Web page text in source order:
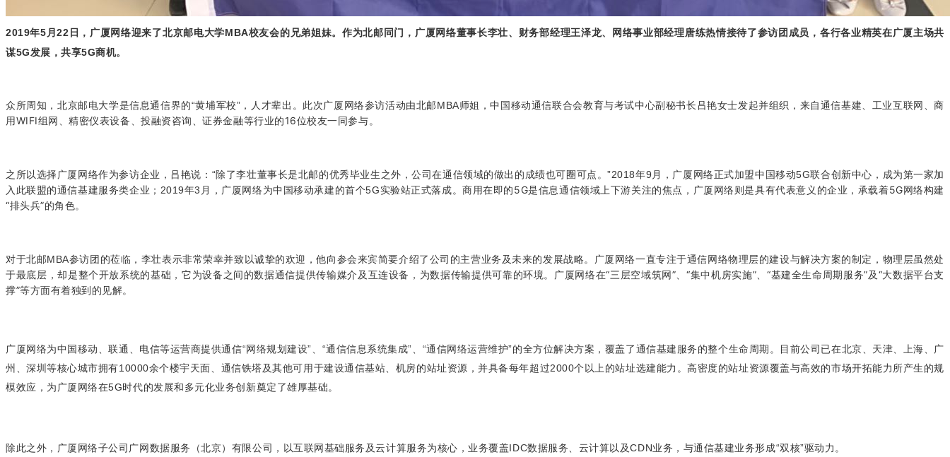
2019年5月22日，广厦网络迎来了北京邮电大学MBA校友会的兄弟姐妹。作为北邮同门，广厦网络董事长李壮、财务部经理王泽龙、网络事业部经理唐练热情接待了参访团成员，各行各业精英在广厦主场共
谋5G发展，共享5G商机。
众所周知，北京邮电大学是信息通信界的“黄埔军校”，人才辈出。此次广厦网络参访活动由北邮MBA师姐，中国移动通信联合会教育与考试中心副秘书长吕艳女士发起并组织，来自通信基建、工业互联网、商
用WIFI组网、精密仪表设备、投融资咨询、证券金融等行业的16位校友一同参与。
之所以选择广厦网络作为参访企业，吕艳说：“除了李壮董事长是北邮的优秀毕业生之外，公司在通信领域的做出的成绩也可圈可点。”2018年9月，广厦网络正式加盟中国移动5G联合创新中心，成为第一家加
入此联盟的通信基建服务类企业；2019年3月，广厦网络为中国移动承建的首个5G实验站正式落成。商用在即的5G是信息通信领域上下游关注的焦点，广厦网络则是具有代表意义的企业，承载着5G网络构建
“排头兵”的角色。
对于北邮MBA参访团的莅临，李壮表示非常荣幸并致以诚挚的欢迎，他向参会来宾简要介绍了公司的主营业务及未来的发展战略。广厦网络一直专注于通信网络物理层的建设与解决方案的制定，物理层虽然处
于最底层，却是整个开放系统的基础，它为设备之间的数据通信提供传输媒介及互连设备，为数据传输提供可靠的环境。
广厦网络在“三层空域筑网”、“集中机房实施”、“基建全生命周期服务”及“大数据平台支
撑”等方面有着独到的见解。
广厦网络为中国移动、联通、电信等运营商提供通信“网络规划建设”、“通信信息系统集成”、“通信网络运营维护”的全方位解决方案，覆盖了通信基建服务的整个生命周期。目前公司已在北京、天津、上海、广
州、深圳等核心城市拥有10000余个楼宇天面、通信铁塔及其他可用于建设通信基站、机房的站址资源，并具备每年超过2000个以上的站址选建能力。高密度的站址资源覆盖与高效的市场开拓能力所产生的规
模效应，为广厦网络在5G时代的发展和多元化业务创新奠定了雄厚基础。
除此之外，广厦网络子公司广网数据服务（北京）有限公司，以互联网基础服务及云计算服务为核心，业务覆盖IDC数据服务、云计算以及CDN业务，与通信基建业务形成“双核”驱动力。